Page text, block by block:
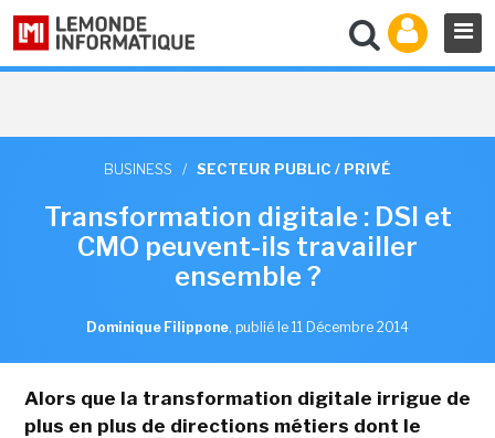
BUSINESS / SECTEUR PUBLIC / PRIVÉ
Transformation digitale : DSI et
CMO peuvent-ils travailler
ensemble ?
Dominique Filippone, publié le 11 Décembre 2014
Alors que la transformation digitale irrigue de
plus en plus de directions métiers dont le